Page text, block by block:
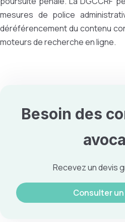
mesures de police
déréférencement du contenu
moteurs de recherche en ligne.
Besoin des
Recevez un devis
Consulter